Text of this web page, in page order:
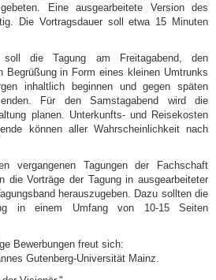
Eine ausgearbeitete Version des
Die Vortragsdauer soll etwa 15 Minuten
soll die Tagung am Freitagabend, den
Begrüßung in Form eines kleinen Umtrunks
inhaltlich beginnen und gegen späten
enden. Für den Samstagabend wird die
planen. Unterkunfts- und Reisekosten
können aller Wahrscheinlichkeit nach
vergangenen Tagungen der Fachschaft
die Vorträge der Tagung in ausgearbeiteter
herauszugeben. Dazu sollten die
in einem Umfang von 10-15 Seiten
Bewerbungen freut sich:
Gutenberg-Universität Mainz.